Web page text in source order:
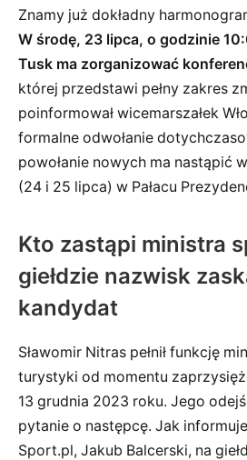
Znamy już dokładny
W środę, 23 lipca, o godzinie
Tusk ma zorganizować
której przedstawi pełny zakres
poinformował wicemarszałek
formalne odwołanie
powołanie nowych ma nastąpić
(24 i 25 lipca) w Pałacu
Kto zastąpi ministra
giełdzie nazwisk
kandydat
Sławomir Nitras pełnił funkcję
turystyki od momentu
13 grudnia 2023 roku. Jego
pytanie o następcę. Jak
Sport.pl, Jakub Balcerski, na